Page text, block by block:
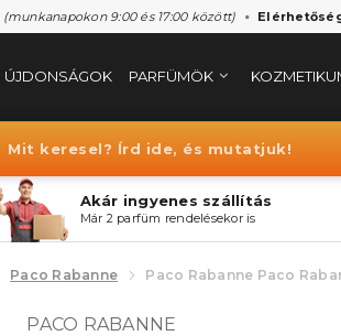
(munkanapokon 9:00 és 17:00 között)
ÚJDONSÁGOK PARFÜMÖK
Mit keresel? Írd ide, és mutatjuk!
Akár ingyenes szállítás
Már 2 parfüm rendelésekor is
Paco Rabanne Paco Rabanne Paco
PACO RABANNE